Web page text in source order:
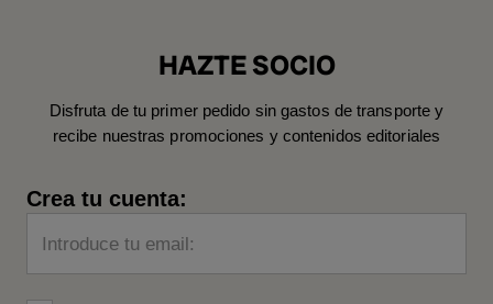
HAZTE SOCIO
Disfruta de tu primer pedido sin gastos de transporte y
recibe nuestras promociones y contenidos editoriales
Crea tu cuenta:
Introduce tu email: